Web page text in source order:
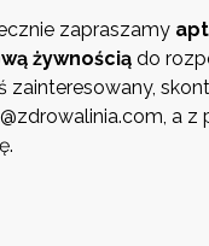
zapraszamy
żywnością do
zainteresowany,
a